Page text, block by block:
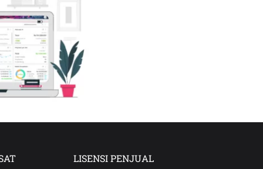
LISENSI PENJUAL